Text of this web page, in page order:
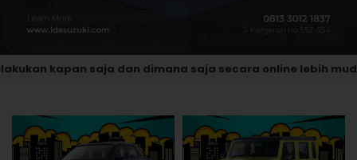
kapan saja dan dimana saja secara online lebih mudah,